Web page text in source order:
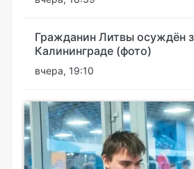
Гражданин Литвы осуждён
Калининграде (фото)
вчера, 19:10